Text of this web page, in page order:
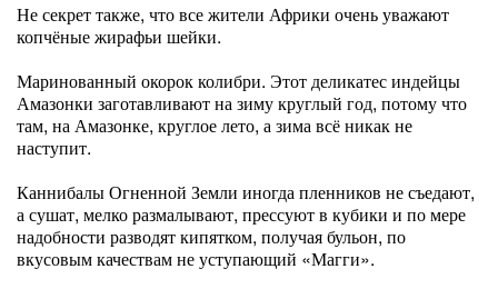
Не секрет также, что все жители Африки очень уважают
копчёные жирафьи шейки.
Маринованный окорок колибри. Этот деликатес индейцы
Амазонки заготавливают на зиму круглый год, потому что
там, на Амазонке, круглое лето, а зима всё никак не
наступит.
Каннибалы Огненной Земли иногда пленников не съедают,
а сушат, мелко размалывают, прессуют в кубики и по мере
надобности разводят кипятком, получая бульон, по
вкусовым качествам не уступающий «Магги».